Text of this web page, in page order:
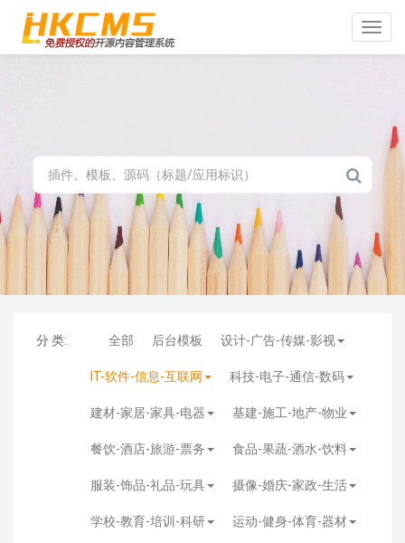
Toggle
分 类: 全部 后台模板 设计-广告-传媒-影视
IT-软件-信息-互联网 科技-电子-通信-数码
建材-家居-家具-电器 基建-施工-地产-物业
餐饮-酒店-旅游-票务 食品-果蔬-酒水-饮料
服装-饰品-礼品-玩具 摄像-婚庆-家政-生活
学校-教育-培训-科研 运动-健身-体育-器材